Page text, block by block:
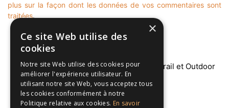
plus sur la façon dont les données de vos commentaires sont
traitées.
À PROPOS
×
Ce site Web utilise des
cookies
Notre site Web utilise des cookies pour
améliorer l'expérience utilisateur. En
utilisant notre site Web, vous acceptez tous
les cookies conformément à notre
Politique relative aux cookies. En savoir